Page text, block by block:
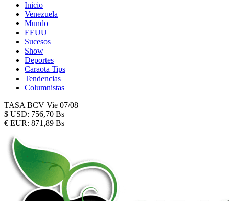
Inicio
Venezuela
Mundo
EEUU
Sucesos
Show
Deportes
Caraota Tips
Tendencias
Columnistas
TASA BCV Vie 07/08
$ USD: 756,70 Bs
€ EUR: 871,89 Bs